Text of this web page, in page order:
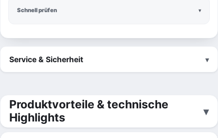
Schnell prüfen
Service & Sicherheit
Produktvorteile & technische
Highlights